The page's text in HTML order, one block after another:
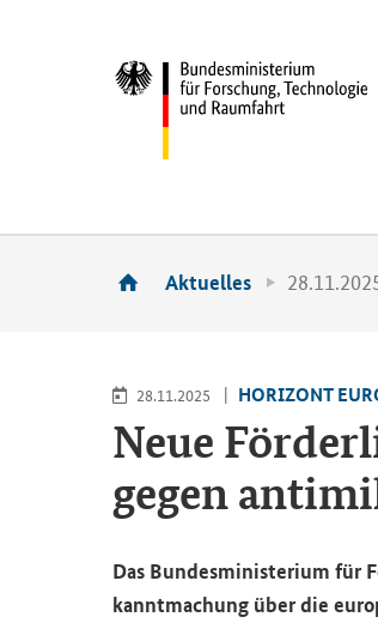
Aktuelles
28.11.2025 HO­RI­ZONT
Neue
gegen
Das Bun­des­mi­nis­te­ri­um für
kannt­ma­chung über die